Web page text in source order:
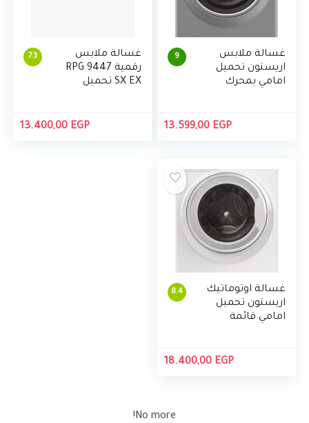
9
غسالة ملابس
اريستون تحميل
امامي بمحرك
13.599,00 EGP
7.3
غسالة ملابس
رقمية RPG 9447
SX EX تحميل
13.400,00 EGP
8.4
غسالة اوتوماتيك
اريستون تحميل
امامي قائمة
18.400,00 EGP
No more!